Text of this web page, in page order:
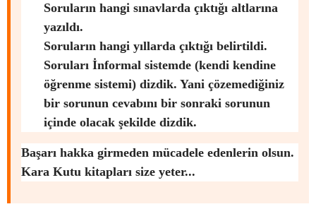
Soruların hangi sınavlarda çıktığı altlarına
yazıldı.
Soruların hangi yıllarda çıktığı belirtildi.
Soruları İnformal sistemde (kendi kendine
öğrenme sistemi) dizdik. Yani çözemediğiniz
bir sorunun cevabını bir sonraki sorunun
içinde olacak şekilde dizdik.
Başarı hakka girmeden mücadele edenlerin olsun.
Kara Kutu kitapları size yeter...